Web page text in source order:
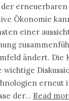
der
Ökonomie
einer
ändert. Die
wichtige
erneut
der… Read